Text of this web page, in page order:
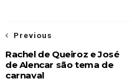
Previous
Rachel de Queiroz e José
de Alencar são tema de
carnaval